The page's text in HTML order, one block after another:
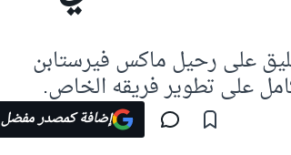
على رحيل ماكس فيرستابن
على تطوير فريقه الخاص.
إضافة كمصدر مفضل